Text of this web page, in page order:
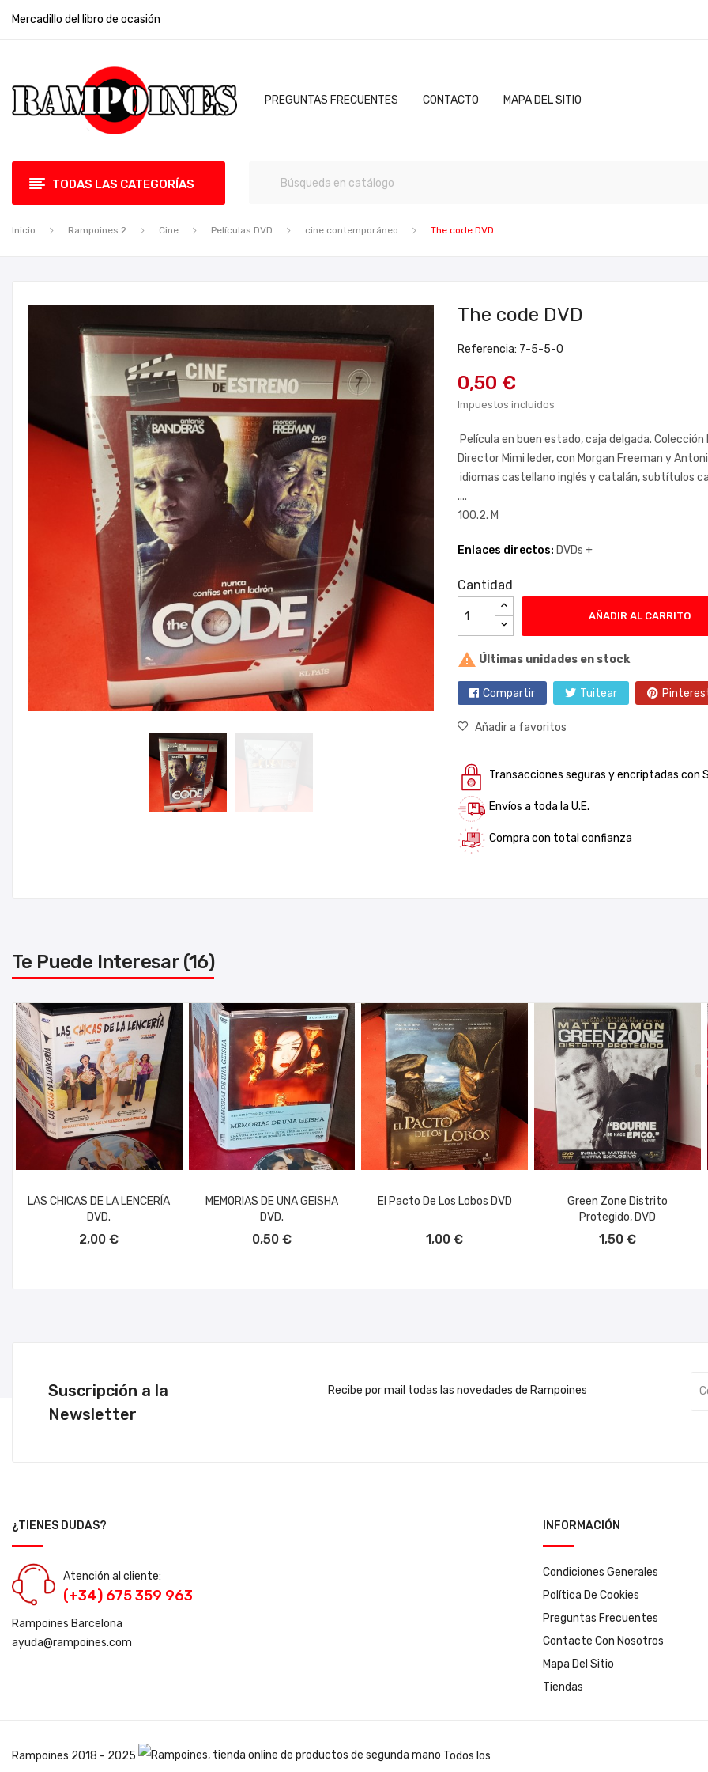
Mercadillo del libro de ocasión
PREGUNTAS FRECUENTES CONTACTO MAPA DEL SITIO
TODAS LAS CATEGORÍAS
Inicio Rampoines 2 Cine Películas DVD cine contemporáneo The code DVD
The code DVD
Referencia: 7-5-5-0
0,50 €
Impuestos incluidos
Película en buen estado, caja delgada. Colección
Director Mimi leder, con Morgan Freeman y
idiomas castellano inglés y catalán, subtítulos
....
100.2. M
Enlaces directos: DVDs +
Cantidad
AÑADIR AL CARRITO
 Últimas unidades en stock
Compartir Tuitear
Añadir a favoritos
Transacciones seguras y encriptadas con
Envíos a toda la U.E.
Compra con total confianza
Te Puede Interesar (16)
LAS CHICAS DE LA LENCERÍA
DVD.
2,00 €
MEMORIAS DE UNA GEISHA
DVD.
0,50 €
El Pacto De Los Lobos DVD
1,00 €
Green Zone Distrito
Protegido, DVD
1,50 €
AÑADIR AL CARRITO
Suscripción a la
Newsletter
Recibe por mail todas las novedades de Rampoines
¿TIENES DUDAS?
Atención al cliente:
(+34) 675 359 963
Rampoines Barcelona
ayuda@rampoines.com
INFORMACIÓN
Condiciones Generales
Política De Cookies
Preguntas Frecuentes
Contacte Con Nosotros
Mapa Del Sitio
Tiendas
Rampoines 2018 - 2025 Todos los